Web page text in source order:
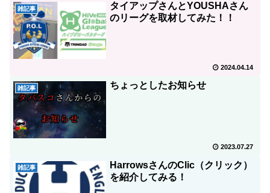
雑記事
タイアップさんとYOUSHAさん
のリーグを取材してみた！！
2024.04.14
雑記事 ちょっとしたお知らせ
2023.07.27
雑記事
HarrowsさんのClic（クリック）
を紹介してみる！